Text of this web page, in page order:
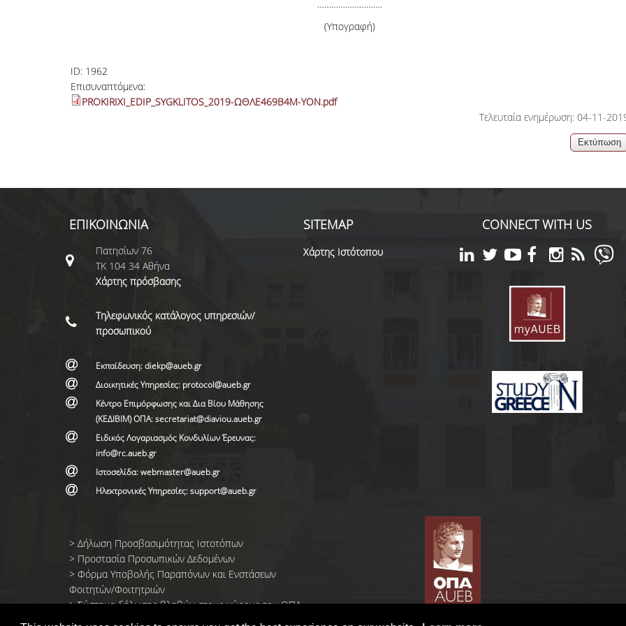
……………………….
(Υπογραφή)
ID: 1962
Επισυναπτόμενα:
PROKIRIXI_EDIP_SYGKLITOS_2019-ΩΘΛΕ469Β4Μ-ΥΟΝ.pdf
Τελευταία ενημέρωση: 04-11-
ΕΠΙΚΟΙΝΩΝΙΑ
Πατησίων 76
ΤΚ 104 34 Αθήνα
Χάρτης πρόσβασης
Τηλεφωνικός κατάλογος υπηρεσιών/
προσωπικού
Εκπαίδευση: diekp@aueb.gr
Διοικητικές Υπηρεσίες: protocol@aueb.gr
Κέντρο Επιμόρφωσης και Δια Βίου Μάθησης
(ΚΕΔΙΒΙΜ) ΟΠΑ: secretariat@diaviou.aueb.gr
Ειδικός Λογαριασμός Κονδυλίων Έρευνας:
info@rc.aueb.gr
Ιστοσελίδα: webmaster@aueb.gr
Ηλεκτρονικές Υπηρεσίες: support@aueb.gr
SITEMAP
Χάρτης Ιστότοπου
CONNECT WITH US
> Δήλωση Προσβασιμότητας Ιστοτόπων
> Προστασία Προσωπικών Δεδομένων
> Φόρμα Yποβολής Παραπόνων και Ενστάσεων
Φοιτητών/Φοιτητριών
>Σύστημα δήλωσης βλαβών στους χώρους του ΟΠΑ